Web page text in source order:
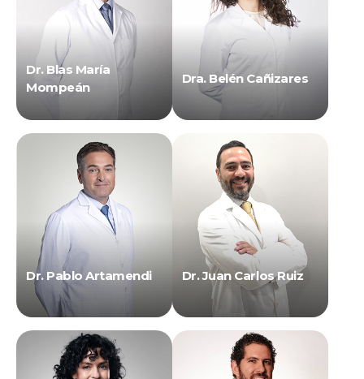
Dr. Blas María
Mompeán
Dra. Belén Cañizares
Dr. Pablo Artamendi Dr. Juan Carlos Ruiz